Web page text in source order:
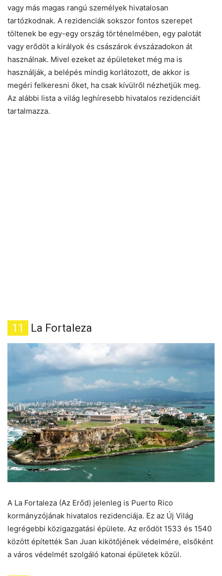
vagy más magas rangú személyek hivatalosan
tartózkodnak. A rezidenciák sokszor fontos szerepet
töltenek be egy-egy ország történelmében, egy palotát
vagy erődöt a királyok és császárok évszázadokon át
használnak. Mivel ezeket az épületeket még ma is
használják, a belépés mindig korlátozott, de akkor is
megéri felkeresni őket, ha csak kívülről nézhetjük meg.
Az alábbi lista a világ leghíresebb hivatalos rezidenciáit
tartalmazza.
11 La Fortaleza
A La Fortaleza (Az Erőd) jelenleg is Puerto Rico
kormányzójának hivatalos rezidenciája. Ez az Új Világ
legrégebbi közigazgatási épülete. Az erődöt 1533 és 1540
között építették San Juan kikötőjének védelmére, elsőként
a város védelmét szolgáló katonai épületek közül.